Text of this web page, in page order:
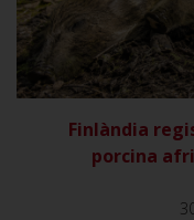
Finlàndia
porcina